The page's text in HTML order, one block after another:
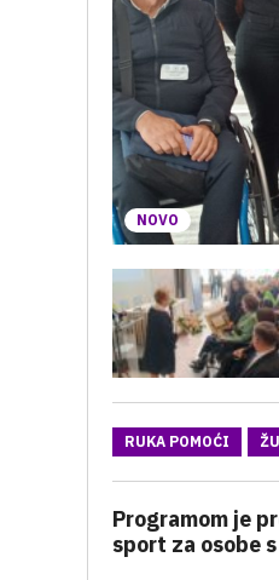
NOVO
RUKA POMOĆI
Programom je
sport za osobe